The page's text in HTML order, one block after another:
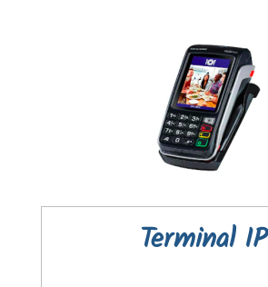
Terminal IP